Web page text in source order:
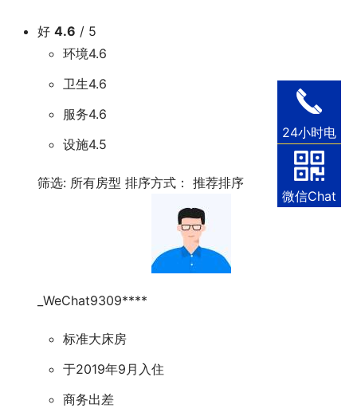
好 4.6 / 5
环境4.6
卫生4.6
服务4.6
设施4.5
筛选: 所有房型 排序方式： 推荐排序
_WeChat9309****
标准大床房
于2019年9月入住
商务出差
24小时电
话
微信Chat